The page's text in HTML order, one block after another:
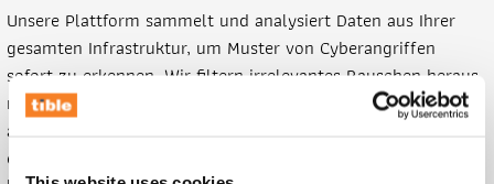
Unsere Plattform sammelt und analysiert Daten aus Ihrer
gesamten Infrastruktur, um Muster von Cyberangriffen
sofort zu erkennen. Wir filtern irrelevantes Rauschen heraus,
reduzieren Fehlalarme und greifen ein, sobald es darauf
ankommt. So profitieren Sie von proaktiver Sicherheit und
erfüllen hohe Compliance-Anforderungen, ohne selbst in